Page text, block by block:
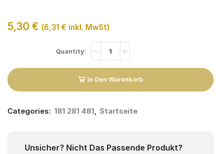
5,30 € (6,31 € inkl. MwSt)
In Den Warenkorb
Categories: 181 281 481, Startseite
Unsicher? Nicht Das Passende Produkt?